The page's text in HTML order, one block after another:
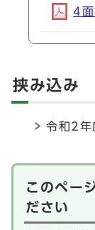
4
挟み込み
令和2年
このペー
ださい